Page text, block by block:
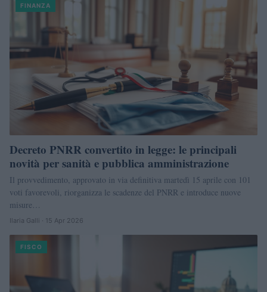
FINANZA
Decreto PNRR convertito in legge: le principali
novità per sanità e pubblica amministrazione
Il provvedimento, approvato in via definitiva martedì 15 aprile con 101
voti favorevoli, riorganizza le scadenze del PNRR e introduce nuove
misure…
Ilaria Galli · 15 Apr 2026
FISCO